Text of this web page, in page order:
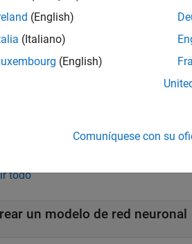
Learner Entrenar modelos
todo
un modelo de red neuronal
(English)
(Italiano)
(English)
Comuníquese con su